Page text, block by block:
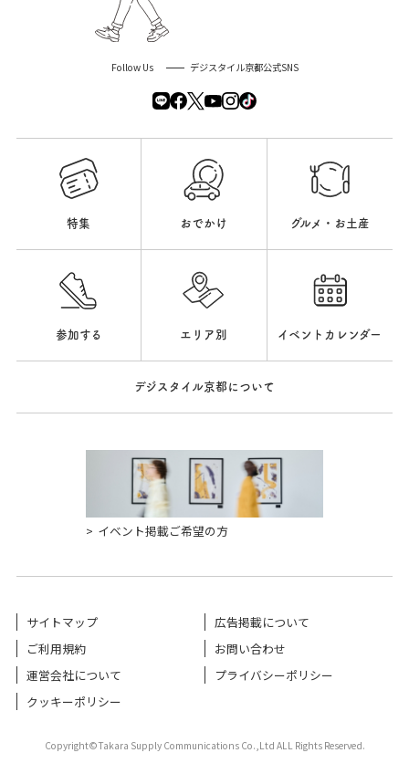
Follow Us デジスタイル京都公式SNS
特集 おでかけ グルメ・お土産
参加する エリア別 イベントカレンダー
デジスタイル京都について
イベント掲載ご希望の方
サイトマップ
広告掲載について
ご利用規約
お問い合わせ
運営会社について
プライバシーポリシー
クッキーポリシー
Copyright©Takara Supply Communications Co.,Ltd ALL Rights Reserved.